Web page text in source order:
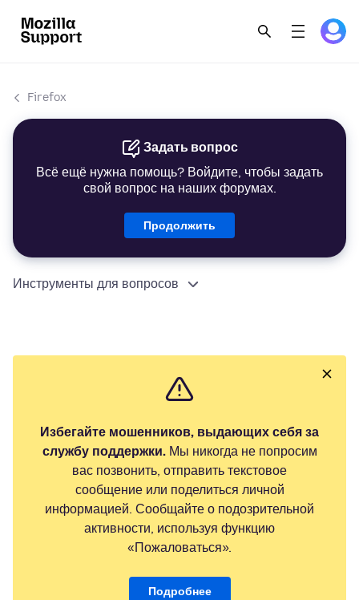
Firefox
Задать вопрос
Всё ещё нужна помощь? Войдите, чтобы задать
свой вопрос на наших форумах.
Продолжить
Инструменты для вопросов
Избегайте мошенников, выдающих себя за
службу поддержки.Мы никогда не попросим
вас позвонить, отправить текстовое
сообщение или поделиться личной
информацией. Сообщайте о подозрительной
активности, используя функцию
«Пожаловаться».
Подробнее